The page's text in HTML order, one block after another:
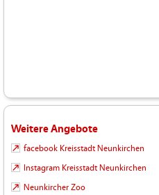
Weitere Angebote
facebook Kreisstadt Neunkirchen
Instagram Kreisstadt Neunkirchen
Neunkircher Zoo